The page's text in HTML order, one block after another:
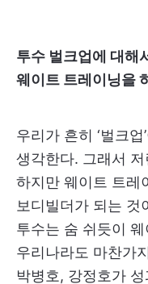
투수 벌크업에 대해
웨이트 트레이닝을
우리가 흔히 ‘벌크
생각한다. 그래서
하지만 웨이트 트레
보디빌더가 되는 것
투수는 숨 쉬듯이
우리나라도 마찬가
박병호, 강정호가